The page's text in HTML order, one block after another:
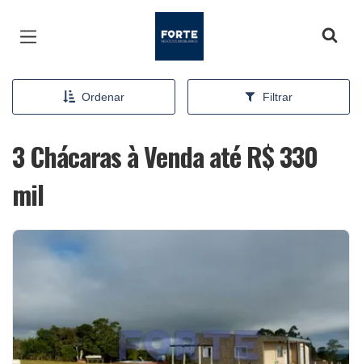
Ordenar Filtrar
3 Chácaras à Venda até R$ 330
mil